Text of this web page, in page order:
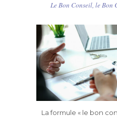
Le Bon Conseil, le Bon
La formule « le bon